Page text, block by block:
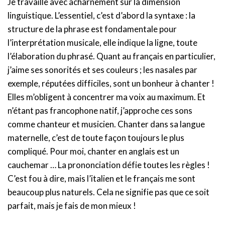
linguistique. L’essentiel, c’est d’abord la syntaxe : la
structure de la phrase est fondamentale pour
l’interprétation musicale, elle indique la ligne, toute
l’élaboration du phrasé. Quant au français en particulier,
j’aime ses sonorités et ses couleurs ; les nasales par
exemple, réputées difficiles, sont un bonheur à chanter !
Elles m’obligent à concentrer ma voix au maximum. Et
n’étant pas francophone natif, j’approche ces sons
comme chanteur et musicien. Chanter dans sa langue
maternelle, c’est de toute façon toujours le plus
compliqué. Pour moi, chanter en anglais est un
cauchemar … La prononciation défie toutes les règles !
C’est fou à dire, mais l’italien et le français me sont
beaucoup plus naturels. Cela ne signifie pas que ce soit
parfait, mais je fais de mon mieux !